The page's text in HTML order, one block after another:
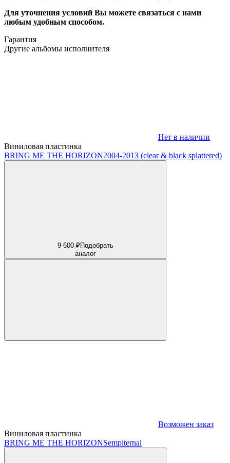
Для уточнения условий Вы можете связаться с нами
любым удобным способом.
Гарантия
Другие альбомы исполнителя
Нет в наличии
Виниловая пластинка
BRING ME THE HORIZON2004-2013 (clear & black splattered)
9 600 ₽Подобрать
аналог
Возможен заказ
Виниловая пластинка
BRING ME THE HORIZONSempiternal